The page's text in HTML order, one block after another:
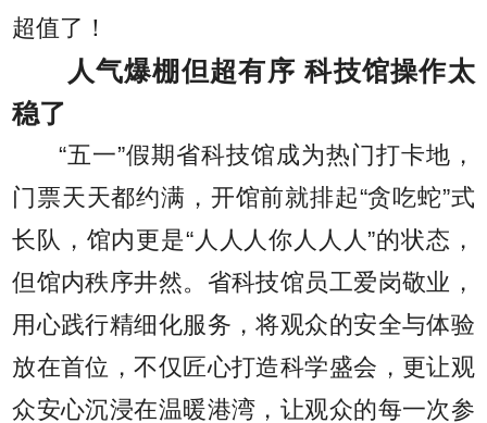
超值了！
人气爆棚但超有序 科技馆操作太
稳了
“五一”假期省科技馆成为热门打卡地，
门票天天都约满，开馆前就排起“贪吃蛇”式
长队，馆内更是“人人人你人人人”的状态，
但馆内秩序井然。省科技馆员工爱岗敬业，
用心践行精细化服务，将观众的安全与体验
放在首位，不仅匠心打造科学盛会，更让观
众安心沉浸在温暖港湾，让观众的每一次参